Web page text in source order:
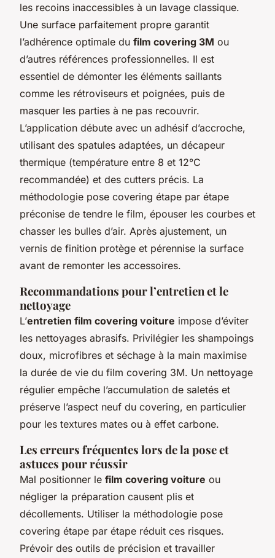
les recoins inaccessibles à un lavage classique.
Une surface parfaitement propre garantit
l’adhérence optimale du film covering 3M ou
d’autres références professionnelles. Il est
essentiel de démonter les éléments saillants
comme les rétroviseurs et poignées, puis de
masquer les parties à ne pas recouvrir.
L’application débute avec un adhésif d’accroche,
utilisant des spatules adaptées, un décapeur
thermique (température entre 8 et 12°C
recommandée) et des cutters précis. La
méthodologie pose covering étape par étape
préconise de tendre le film, épouser les courbes et
chasser les bulles d’air. Après ajustement, un
vernis de finition protège et pérennise la surface
avant de remonter les accessoires.
Recommandations pour l’entretien et le
nettoyage
L’entretien film covering voiture impose d’éviter
les nettoyages abrasifs. Privilégier les shampoings
doux, microfibres et séchage à la main maximise
la durée de vie du film covering 3M. Un nettoyage
régulier empêche l’accumulation de saletés et
préserve l’aspect neuf du covering, en particulier
pour les textures mates ou à effet carbone.
Les erreurs fréquentes lors de la pose et
astuces pour réussir
Mal positionner le film covering voiture ou
négliger la préparation causent plis et
décollements. Utiliser la méthodologie pose
covering étape par étape réduit ces risques.
Prévoir des outils de précision et travailler